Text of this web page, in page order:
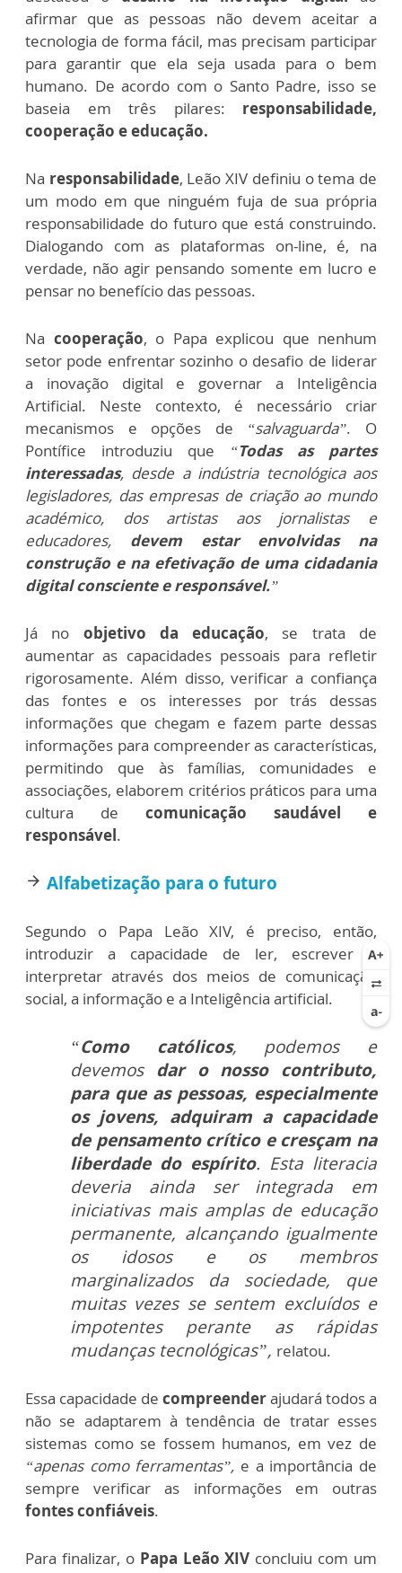
afirmar que as pessoas não devem aceitar a
tecnologia de forma fácil, mas precisam participar
para garantir que ela seja usada para o bem
humano. De acordo com o Santo Padre, isso se
baseia em três pilares: responsabilidade,
cooperação e educação.
Na responsabilidade, Leão XIV definiu o tema de
um modo em que ninguém fuja de sua própria
responsabilidade do futuro que está construindo.
Dialogando com as plataformas on-line, é, na
verdade, não agir pensando somente em lucro e
pensar no benefício das pessoas.
Na cooperação, o Papa explicou que nenhum
setor pode enfrentar sozinho o desafio de liderar
a inovação digital e governar a Inteligência
Artificial. Neste contexto, é necessário criar
mecanismos e opções de “salvaguarda”. O
Pontífice introduziu que “Todas as partes
interessadas, desde a indústria tecnológica aos
legisladores, das empresas de criação ao mundo
académico, dos artistas aos jornalistas e
educadores, devem estar envolvidas na
construção e na efetivação de uma cidadania
digital consciente e responsável.”
Já no objetivo da educação, se trata de
aumentar as capacidades pessoais para refletir
rigorosamente. Além disso, verificar a confiança
das fontes e os interesses por trás dessas
informações que chegam e fazem parte dessas
informações para compreender as características,
permitindo que às famílias, comunidades e
associações, elaborem critérios práticos para uma
cultura de comunicação saudável e
responsável.
arrow_forward Alfabetização para o futuro
Segundo o Papa Leão XIV, é preciso, então,
introduzir a capacidade de ler, escrever e
interpretar através dos meios de comunicação
social, a informação e a Inteligência artificial.
“Como católicos, podemos e
devemos dar o nosso contributo,
para que as pessoas, especialmente
os jovens, adquiram a capacidade
de pensamento crítico e cresçam na
liberdade do espírito. Esta literacia
deveria ainda ser integrada em
iniciativas mais amplas de educação
permanente, alcançando igualmente
os idosos e os membros
marginalizados da sociedade, que
muitas vezes se sentem excluídos e
impotentes perante as rápidas
mudanças tecnológicas”, relatou.
Essa capacidade de compreenderajudará todos a
não se adaptarem à tendência de tratar esses
sistemas como se fossem humanos, em vez de
“apenas como ferramentas”, e a importância de
sempre verificar as informações em outras
fontes confiáveis.
Para finalizar, o Papa Leão XIV concluiu com um